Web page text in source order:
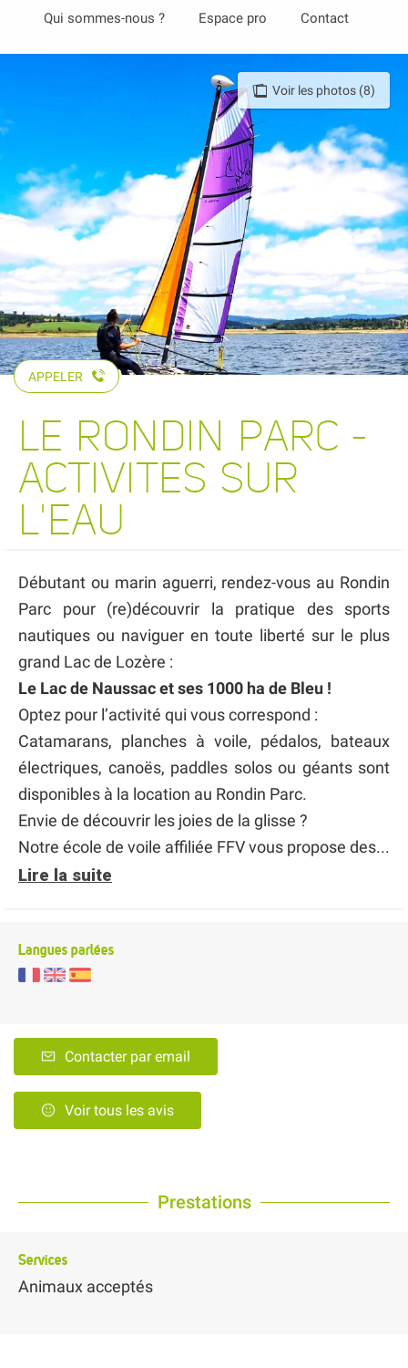
Qui sommes-nous ? Espace pro Contact
Voir les photos (8)
APPELER
LE RONDIN PARC -
ACTIVITES SUR
L'EAU
Débutant ou marin aguerri, rendez-vous au Rondin
Parc pour (re)découvrir la pratique des sports
nautiques ou naviguer en toute liberté sur le plus
grand Lac de Lozère :
Le Lac de Naussac et ses 1000 ha de Bleu !
Optez pour l’activité qui vous correspond :
Catamarans, planches à voile, pédalos, bateaux
électriques, canoës, paddles solos ou géants sont
disponibles à la location au Rondin Parc.
Envie de découvrir les joies de la glisse ?
Notre école de voile affiliée FFV vous propose des...
Lire la suite
Langues parlées
Contacter par email
Voir tous les avis
Prestations
Services
Animaux acceptés